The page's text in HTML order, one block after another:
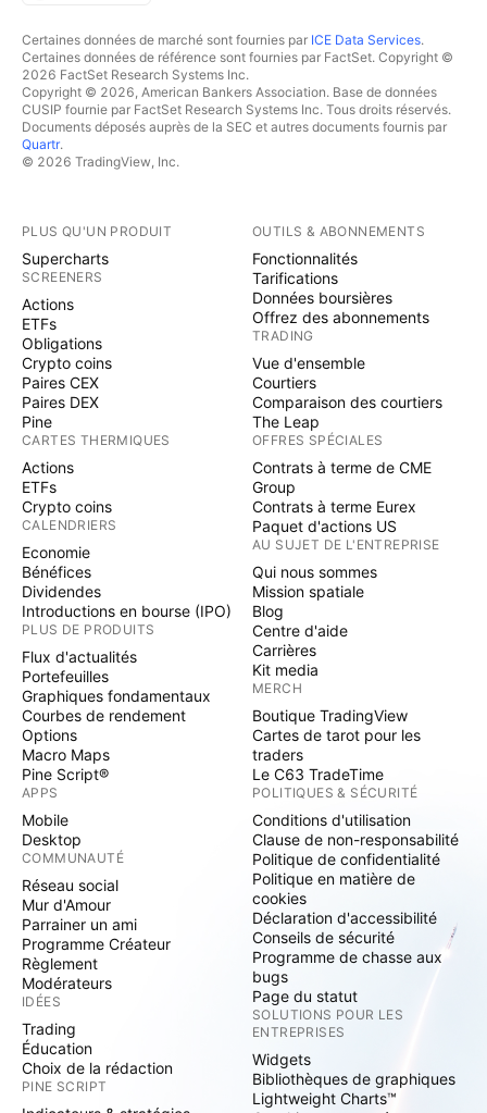
Certaines données de marché sont fournies par ICE Data Services.
Certaines données de référence sont fournies par FactSet. Copyright ©
2026 FactSet Research Systems Inc.
Copyright © 2026, American Bankers Association. Base de données
CUSIP fournie par FactSet Research Systems Inc. Tous droits réservés.
Documents déposés auprès de la SEC et autres documents fournis par
Quartr.
© 2026 TradingView, Inc.
PLUS QU'UN PRODUIT
Supercharts
SCREENERS
Actions
ETFs
Obligations
Crypto coins
Paires CEX
Paires DEX
Pine
CARTES THERMIQUES
Actions
ETFs
Crypto coins
CALENDRIERS
Economie
Bénéfices
Dividendes
Introductions en bourse (IPO)
PLUS DE PRODUITS
Flux d'actualités
Portefeuilles
Graphiques fondamentaux
Courbes de rendement
Options
Macro Maps
Pine Script®
APPS
Mobile
Desktop
COMMUNAUTÉ
Réseau social
Mur d'Amour
Parrainer un ami
Programme Créateur
Règlement
Modérateurs
IDÉES
Trading
Éducation
Choix de la rédaction
PINE SCRIPT
OUTILS & ABONNEMENTS
Fonctionnalités
Tarifications
Données boursières
Offrez des abonnements
TRADING
Vue d'ensemble
Courtiers
Comparaison des courtiers
The Leap
OFFRES SPÉCIALES
Contrats à terme de CME
Group
Contrats à terme Eurex
Paquet d'actions US
AU SUJET DE L'ENTREPRISE
Qui nous sommes
Mission spatiale
Blog
Centre d'aide
Carrières
Kit media
MERCH
Boutique TradingView
Cartes de tarot pour les
traders
Le C63 TradeTime
POLITIQUES & SÉCURITÉ
Conditions d'utilisation
Clause de non-responsabilité
Politique de confidentialité
Politique en matière de
cookies
Déclaration d'accessibilité
Conseils de sécurité
Programme de chasse aux
bugs
Page du statut
SOLUTIONS POUR LES
ENTREPRISES
Widgets
Bibliothèques de graphiques
Lightweight Charts™